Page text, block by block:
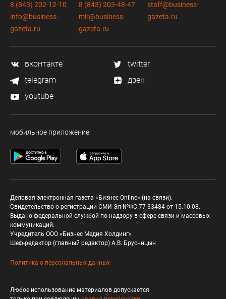
8 (843) 202-12-10
info@business-
gazeta.ru
8 (843) 203-48-47
mir@business-
gazeta.ru
staff@business-
gazeta.ru
вконтакте
twitter
telegram
дзен
youtube
мобильное приложение
Деловая электронная газета «Бизнес Online» (на связи).
Свидетельство о регистрации СМИ Эл №ФС 77-33484 от 15.10.08.
Выдано федеральной службой по надзору в сфере связи и массовых
коммуникаций.
Учредитель ООО «Бизнес Медия Холдинг»
Шеф-редактор (главный редактор) А.В. Брусницын
Политика о персональных данных
Любое использование материалов допускается